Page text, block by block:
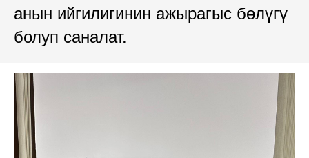
анын ийгилигинин ажырагыс бөлүгү
болуп саналат.